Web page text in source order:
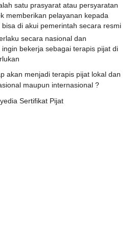
satu prasyarat atau persyaratan
memberikan pelayanan kepada
di akui pemerintah secara resmi
secara nasional dan
bekerja sebagai terapis pijat di
akan menjadi terapis pijat lokal dan
maupun internasional ?
Sertifikat Pijat